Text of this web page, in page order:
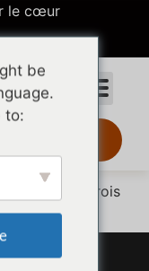
le cœur
comprenant trois
be
to: